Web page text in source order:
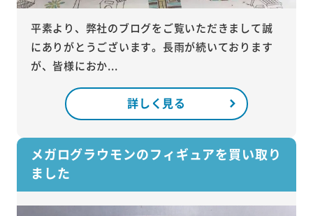
平素より、弊社のブログをご覧いただきまして誠
にありがとうございます。長雨が続いております
が、皆様におか...
詳しく見る
メガログラウモンのフィギュアを買い取り
ました